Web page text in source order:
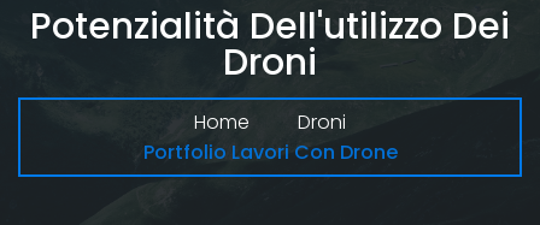
Potenzialità Dell'utilizzo Dei
Droni
Home
Droni
Portfolio Lavori Con Drone